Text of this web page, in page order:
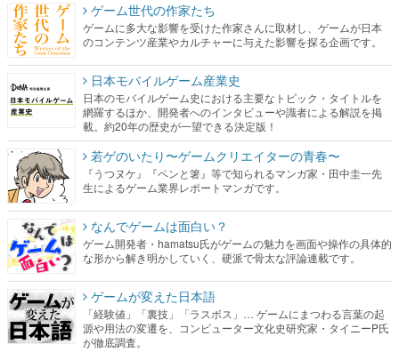
ゲーム世代の作家たち
ゲームに多大な影響を受けた作家さんに取材し、ゲームが日本
のコンテンツ産業やカルチャーに与えた影響を探る企画です。
日本モバイルゲーム産業史
日本のモバイルゲーム史における主要なトピック・タイトルを
網羅するほか、開発者へのインタビューや識者による解説を掲
載。約20年の歴史が一望できる決定版！
若ゲのいたり〜ゲームクリエイターの青春〜
『うつヌケ』『ペンと箸』等で知られるマンガ家・田中圭一先
生によるゲーム業界レポートマンガです。
なんでゲームは面白い？
ゲーム開発者・hamatsu氏がゲームの魅力を画面や操作の具体的
な形から解き明かしていく、硬派で骨太な評論連載です。
ゲームが変えた日本語
「経験値」「裏技」「ラスボス」… ゲームにまつわる言葉の起
源や用法の変遷を、コンピューター文化史研究家・タイニーP氏
が徹底調査。